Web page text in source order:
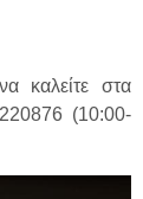
καλείτε στα
(10:00-